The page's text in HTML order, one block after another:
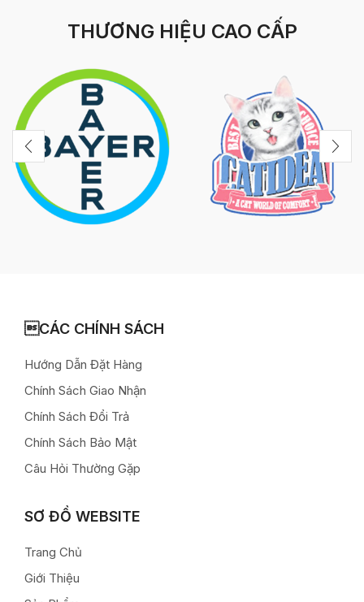
THƯƠNG HIỆU CAO CẤP
CÁC CHÍNH SÁCH
Hướng Dẫn Đặt Hàng
Chính Sách Giao Nhận
Chính Sách Đổi Trả
Chính Sách Bảo Mật
Câu Hỏi Thường Gặp
SƠ ĐỒ WEBSITE
Trang Chủ
Giới Thiệu